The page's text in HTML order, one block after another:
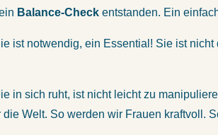
Balance-Check entstanden. Ein
ist notwendig, ein Essential! Sie ist
in sich ruht, ist nicht leicht zu
Welt. So werden wir Frauen kraftvoll.